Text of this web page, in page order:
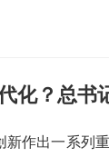
化？总书
作出一系列